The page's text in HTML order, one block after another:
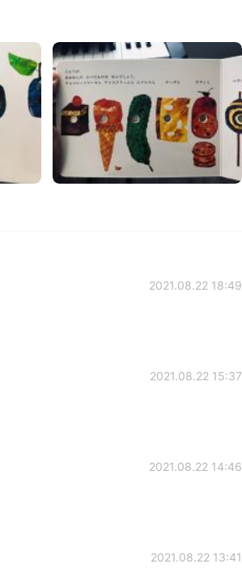
2021.08.22 18:49
2021.08.22 15:37
2021.08.22 14:46
2021.08.22 13:41